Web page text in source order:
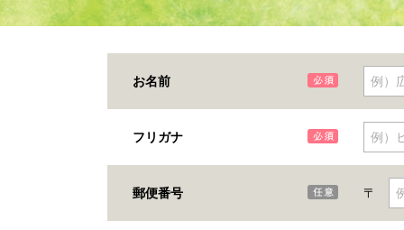
お名前
フリガナ
郵便番号 〒